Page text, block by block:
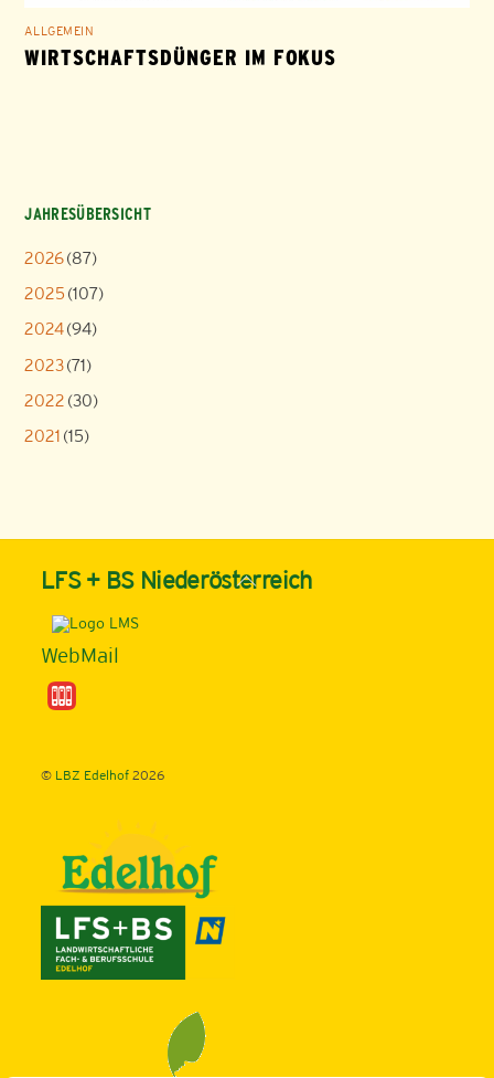
ALLGEMEIN
WIRTSCHAFTSDÜNGER IM FOKUS
JAHRESÜBERSICHT
2026(87)
2025 (107)
2024(94)
2023(71)
2022 (30)
2021 (15)
Back
LFS + BS Niederösterreich
WebMail
© LBZ Edelhof2026